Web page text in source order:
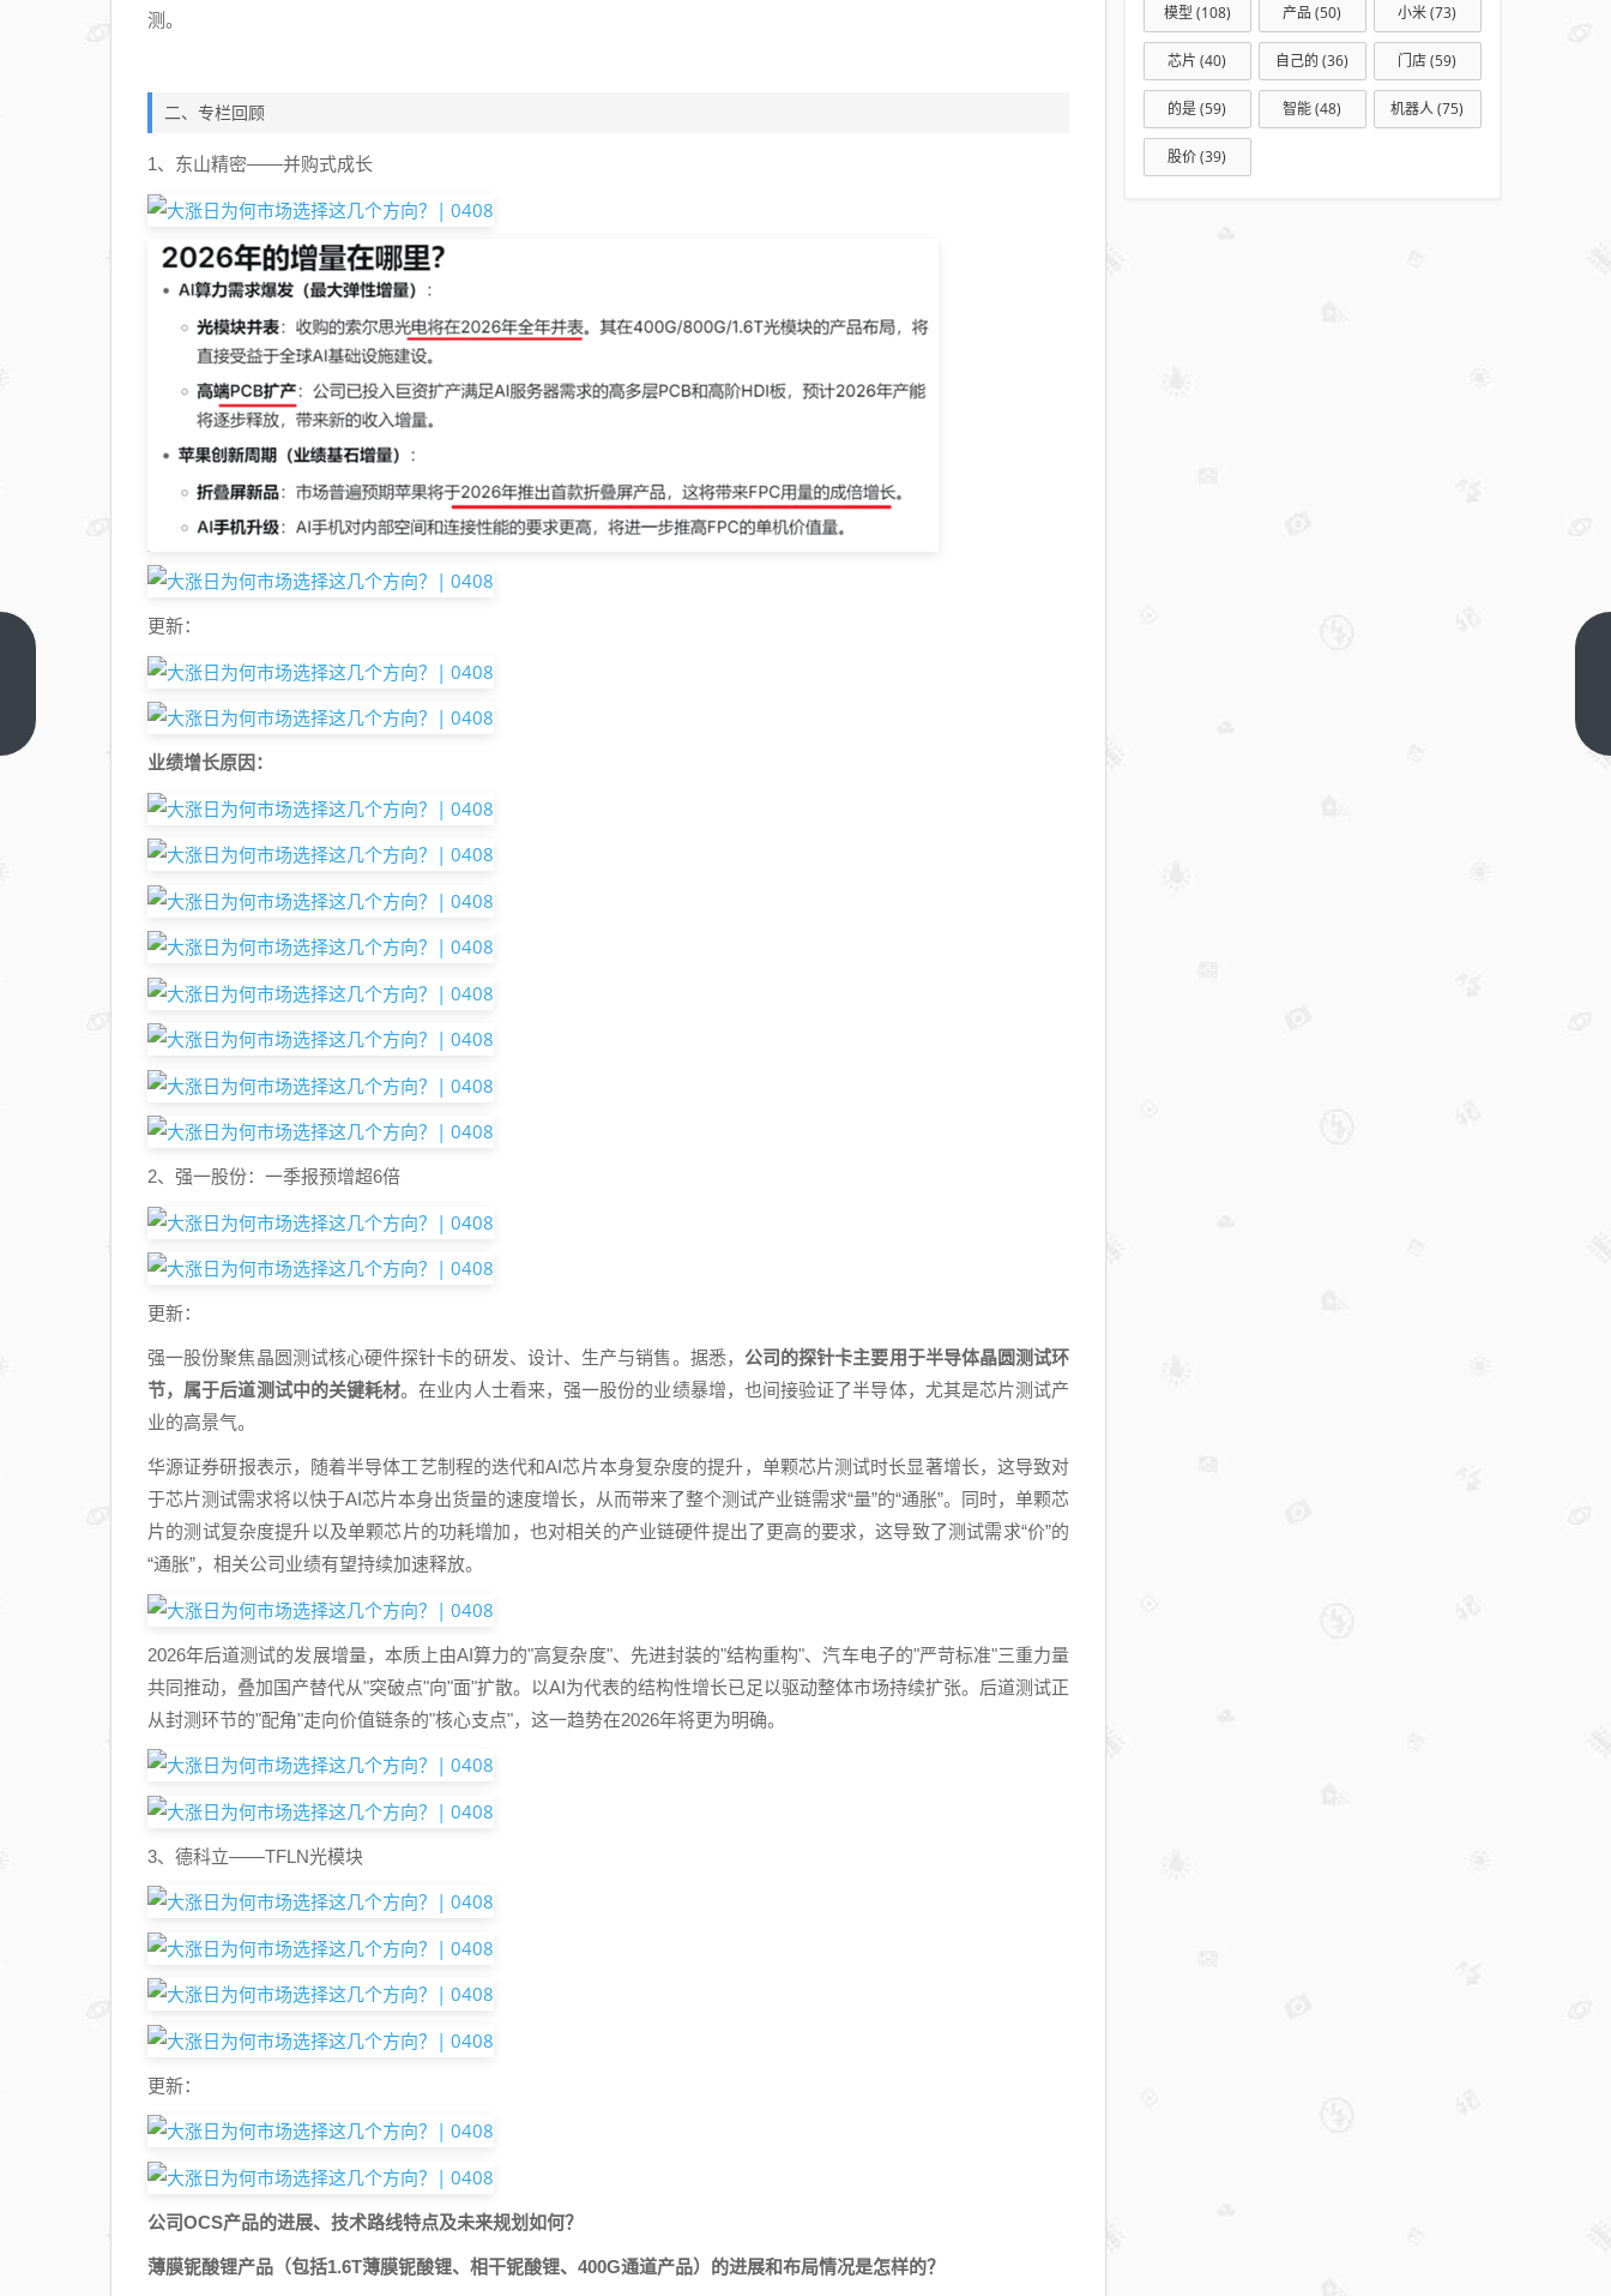
测。
二、专栏回顾
1、东山精密——并购式成长
更新：
业绩增长原因：
2、强一股份：一季报预增超6倍
更新：
强一股份聚焦晶圆测试核心硬件探针卡的研发、设计、生产与销售。据悉， 公司的探针卡主要用于半导体晶圆测试环
节，属于后道测试中的关键耗材。在业内人士看来，强一股份的业绩暴增，也间接验证了半导体，尤其是芯片测试产
业的高景气。
华源证券研报表示，随着半导体工艺制程的迭代和AI芯片本身复杂度的提升，单颗芯片测试时长显著增长，这导致对
于芯片测试需求将以快于AI芯片本身出货量的速度增长，从而带来了整个测试产业链需求“量”的“通胀”。同时，单颗芯
片的测试复杂度提升以及单颗芯片的功耗增加，也对相关的产业链硬件提出了更高的要求，这导致了测试需求“价”的
“通胀”，相关公司业绩有望持续加速释放。
2026年后道测试的发展增量，本质上由AI算力的"高复杂度"、先进封装的"结构重构"、汽车电子的"严苛标准"三重力量
共同推动，叠加国产替代从"突破点"向"面"扩散。以AI为代表的结构性增长已足以驱动整体市场持续扩张。后道测试正
从封测环节的"配角"走向价值链条的"核心支点"，这一趋势在2026年将更为明确。
3、德科立——TFLN光模块
更新：
公司OCS产品的进展、技术路线特点及未来规划如何？
薄膜铌酸锂产品（包括1.6T薄膜铌酸锂、相干铌酸锂、400G通道产品）的进展和布局情况是怎样的？
模型 (108) 产品 (50) 小米(73)
芯片 (40) 自己的 (36) 门店(59)
的是(59) 智能(48) 机器人(75)
股价(39)